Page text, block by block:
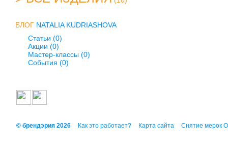
БЛОГ NATALIA KUDRIASHOVA
Статьи (0)
Акции (0)
Мастер-классы (0)
События (0)
© брендэрия 2026 Как это работает? Карта сайта Снятие мерок